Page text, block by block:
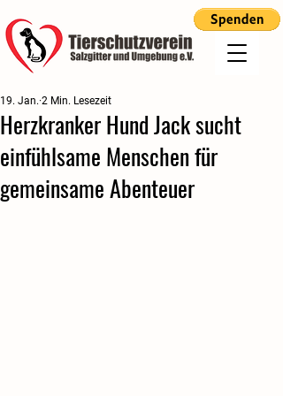
Herzkranker Hund Jack sucht
einfühlsame Menschen für
gemeinsame Abenteuer
19. Jan. 2 Min. Lesezeit